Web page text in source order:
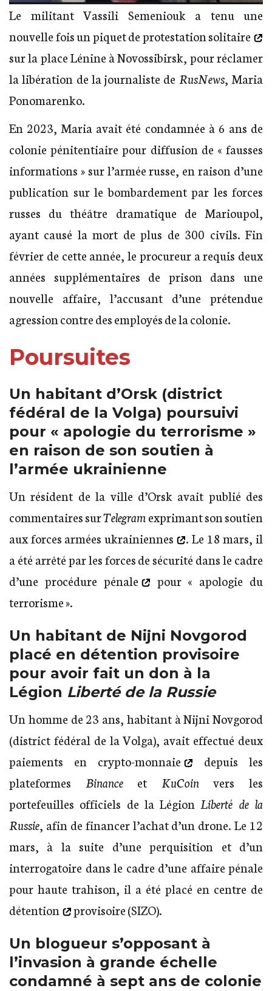
Le militant Vassili Semeniouk a tenu une
nouvelle fois unpiquet de protestation solitaire
sur la place Lénine à Novossibirsk, pour réclamer
la libération de la journaliste de RusNews, Maria
Ponomarenko.
En 2023, Maria avait été condamnée à 6 ans de
colonie pénitentiaire pour diffusion de « fausses
informations » sur l’armée russe, en raison d’une
publication sur le bombardement par les forces
russes du théâtre dramatique de Marioupol,
ayant causé la mort de plus de 300 civils. Fin
février de cette année, le procureur a requis deux
années supplémentaires de prison dans une
nouvelle affaire, l’accusant d’une prétendue
agression contre des employés de la colonie.
Poursuites
Un habitant d’Orsk (district
fédéral de la Volga) poursuivi
pour « apologie du terrorisme »
en raison de son soutien à
l’armée ukrainienne
Un résident de la ville d’Orsk avait publié des
commentaires surTelegramexprimant sonsoutien
aux forces armées ukrainiennes
. Le 18 mars, il
a été arrêté par les forces de sécurité dans le cadre
d’une procédure pénale
pour « apologie du
terrorisme ».
Un habitant de Nijni Novgorod
placé en détention provisoire
pour avoir fait un don à la
Légion Liberté de la Russie
Un homme de 23 ans, habitant à Nijni Novgorod
(district fédéral de la Volga), avait effectué deux
paiements en crypto-monnaie
depuis les
plateformes Binanceet KuCoin vers les
portefeuilles officiels de la Légion Liberté de la
Russie, afin de financer l’achat d’un drone. Le 12
mars, à la suite d’une perquisition et d’un
interrogatoire dans le cadre d’une affaire pénale
pour haute trahison, il a été placé en centre de
détention
provisoire (SIZO).
Un blogueur s’opposant à
l’invasion à grande échelle
condamné à sept ans de colonie